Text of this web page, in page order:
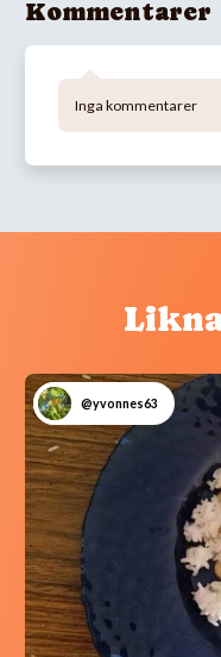
Kommentarer
Inga kommentarer
@yvonnes63